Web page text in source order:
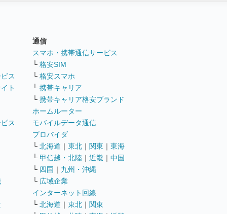
ス
ト
ス
通信
スマホ・携帯通信サービス
└ 格安SIM
└ 格安スマホ
└ 携帯キャリア
└ 携帯キャリア格安ブランド
ホームルーター
モバイルデータ通信
プロバイダ
└ 北海道 ｜ 東北 ｜ 関東 ｜ 東海
└ 甲信越・北陸 ｜ 近畿 ｜ 中国
└ 四国 ｜ 九州・沖縄
└ 広域企業
インターネット回線
└ 北海道 ｜ 東北 ｜ 関東